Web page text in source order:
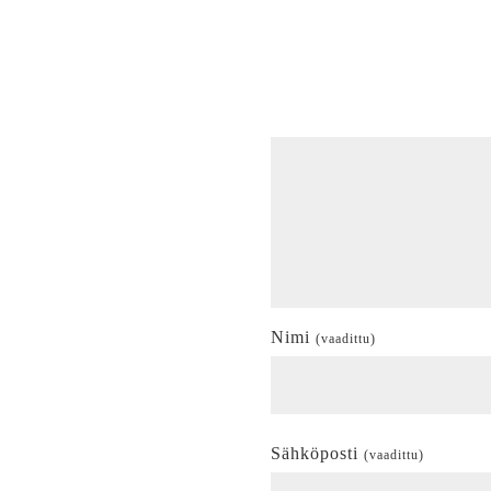
Nimi (vaadittu)
Sähköposti (vaadittu)